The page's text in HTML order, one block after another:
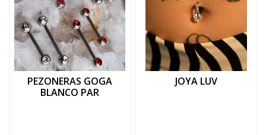
PEZONERAS GOGA
BLANCO PAR
JOYA LUV